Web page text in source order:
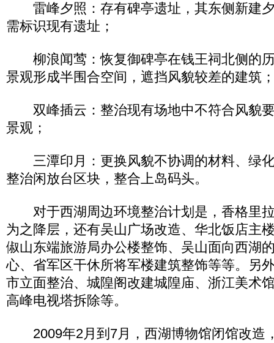
雷峰夕照：存有碑亭遗址，其东侧新建
需标识现有遗址；
柳浪闻莺：恢复御碑亭在钱王祠北侧的
景观形成半围合空间，遮挡风貌较差的建筑
双峰插云：整治现有场地中不符合风貌
景观；
三潭印月：更换风貌不协调的材料、绿
整治闲放台区块，整合上岛码头。
对于西湖周边环境整治计划是，香格里
为之降层，还有吴山广场改造、华北饭店主
俶山东端旅游局办公楼整饰、吴山面向西湖
心、省军区干休所将军楼建筑整饰等等。另
市立面整治、城隍阁改建城隍庙、浙江美术
高峰电视塔拆除等。
2009年2月到7月，西湖博物馆闭馆改造